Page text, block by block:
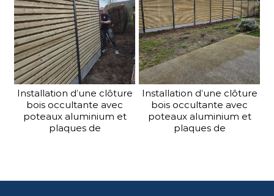
Nous distribuons également
une gamme complète de
portails industriels, avec ou
sans automatisme, que nous
pouvons intégrer dans vos
clôtures.
En savoir plus
Lens, Nord - Pas de Calais
(62)
Lens, Nord - Pas de Calais
(62)
Installation d’une clôture
bois occultante avec
poteaux aluminium et
plaques de
Installation d’une clôture
bois occultante avec
poteaux aluminium et
plaques de